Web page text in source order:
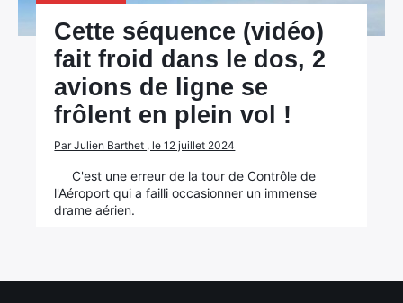
Cette séquence (vidéo)
fait froid dans le dos, 2
avions de ligne se
frôlent en plein vol !
Par Julien Barthet , le 12 juillet 2024
C'est une erreur de la tour de Contrôle de
l'Aéroport qui a failli occasionner un immense
drame aérien.
Rechercher